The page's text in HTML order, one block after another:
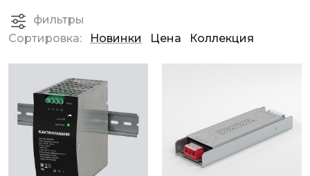
фильтры
Сортировка:
Новинки Цена Коллекция